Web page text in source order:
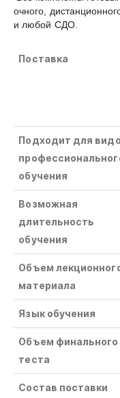
очного,
и любой СДО.
Поставка
Подходит для
обучения
Возможная
длительность
обучения
Объем
материала
Язык обучения
Объем финального
теста
Состав поставки